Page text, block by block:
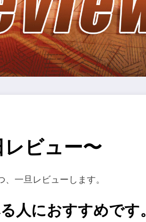
ビュー〜
一旦レビューします。
人におすすめです。